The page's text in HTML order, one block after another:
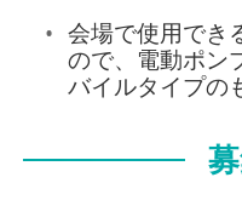
会場で使用でき
ので、電動ポン
バイルタイプの